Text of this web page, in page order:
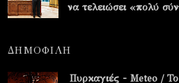
να τελειώσει «πολύ
ΔΗΜΟΦΙΛΗ
Πυρκαγιές - Meteo /